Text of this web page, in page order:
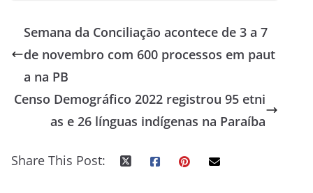
Semana da Conciliação acontece de 3 a 7
de novembro com 600 processos em paut
a na PB
Censo Demográfico 2022 registrou 95 etni
as e 26 línguas indígenas na Paraíba
Share This Post: